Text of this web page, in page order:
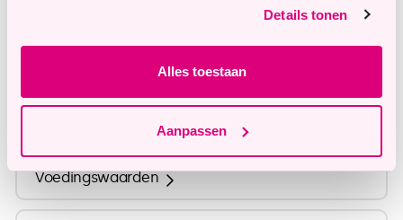
Details tonen
Alles toestaan
Aanpassen
Voedingswaarden